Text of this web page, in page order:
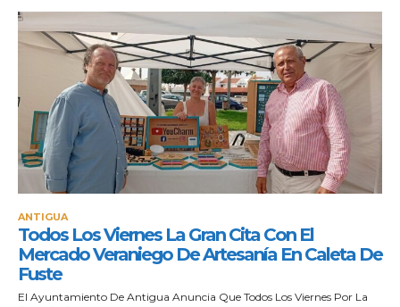
ANTIGUA
Todos Los Viernes La Gran Cita Con El
Mercado Veraniego De Artesanía En Caleta De
Fuste
El Ayuntamiento De Antigua Anuncia Que Todos Los Viernes Por La